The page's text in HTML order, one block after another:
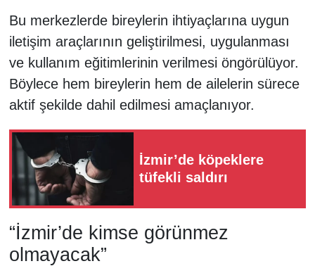
Bu merkezlerde bireylerin ihtiyaçlarına uygun
iletişim araçlarının geliştirilmesi, uygulanması
ve kullanım eğitimlerinin verilmesi öngörülüyor.
Böylece hem bireylerin hem de ailelerin sürece
aktif şekilde dahil edilmesi amaçlanıyor.
İzmir’de köpeklere
tüfekli saldırı
“İzmir’de kimse görünmez
olmayacak”